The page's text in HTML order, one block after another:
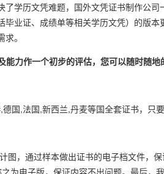
历文凭难题，国外文凭证书制作公
业证、成绩单等相关学历文凭）的版
。
力作一个初步的评估，您可以随时随地
国,法国,新西兰,丹麦等国全套证书，只要
，通过样本做出证书的电子档文件，